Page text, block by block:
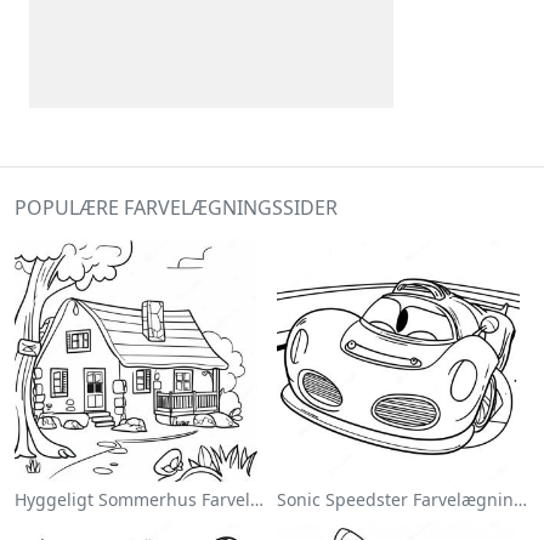
POPULÆRE FARVELÆGNINGSSIDER
Hyggeligt Sommerhus Farvelægningsside Sonic Speedster Farvelægningsside